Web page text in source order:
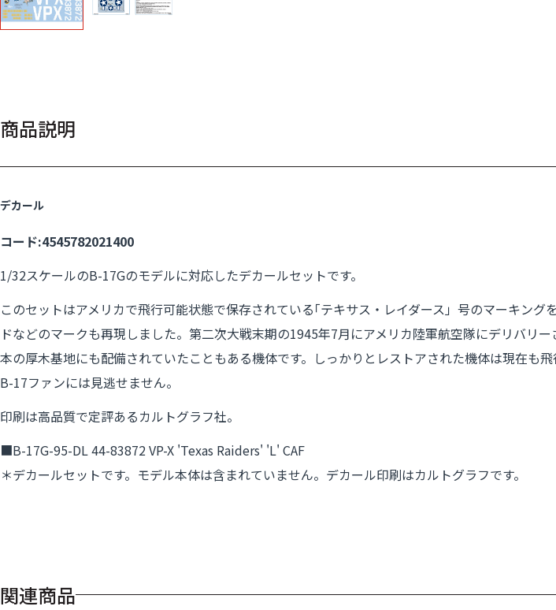
商品説明
デカール
コード:4545782021400
1/32スケールのB-17Gのモデルに対応したデカールセットです。
このセットはアメリカで飛行可能状態で保存されている｢テキサス・レイダース」号のマーキン
ドなどのマークも再現しました。第二次大戦末期の1945年7月にアメリカ陸軍航空隊にデリバリ
本の厚木基地にも配備されていたこともある機体です。しっかりとレストアされた機体は現在も
B-17ファンには見逃せません。
印刷は高品質で定評あるカルトグラフ社。
■B-17G-95-DL 44-83872 VP-X 'Texas Raiders' 'L' CAF
＊デカールセットです。モデル本体は含まれていません。デカール印刷はカルトグラフです。
関連商品